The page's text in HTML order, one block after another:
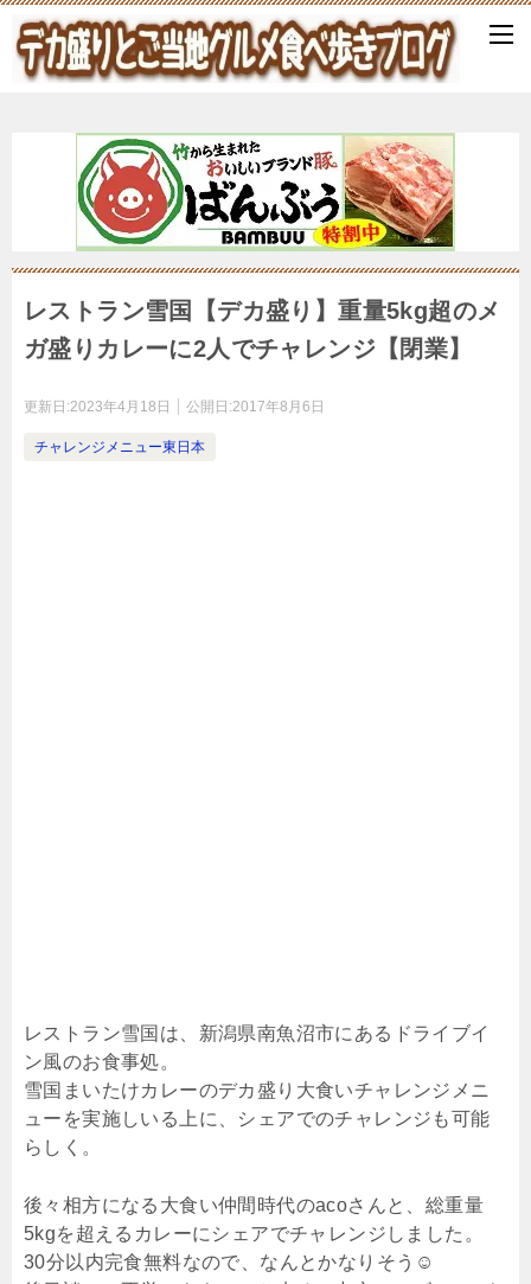
レストラン雪国【デカ盛り】重量5kg超のメ
ガ盛りカレーに2人でチャレンジ【閉業】
更新日:2023年4月18日 公開日:2017年8月6日
チャレンジメニュー東日本
レストラン雪国は、新潟県南魚沼市にあるドライブイ
ン風のお食事処。
雪国まいたけカレーのデカ盛り大食いチャレンジメニ
ューを実施しいる上に、シェアでのチャレンジも可能
らしく。
後々相方になる大食い仲間時代のacoさんと、総重量
5kgを超えるカレーにシェアでチャレンジしました。
30分以内完食無料なので、なんとかなりそう☺︎